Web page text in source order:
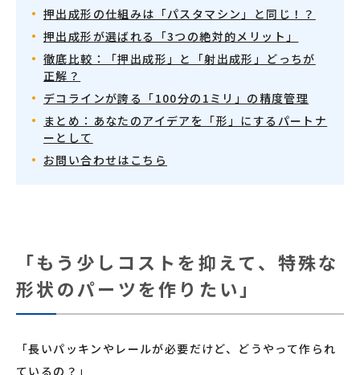
押出成形の仕組みは「パスタマシン」と同じ！？
押出成形が選ばれる「3つの絶対的メリット」
徹底比較：「押出成形」と「射出成形」どっちが
正解？
デコラインが誇る「100分の1ミリ」の精度管理
まとめ：あなたのアイデアを「形」にするパートナ
ーとして
お問い合わせはこちら
「もう少しコストを抑えて、特殊な
形状のパーツを作りたい」
「長いパッキンやレールが必要だけど、どうやって作られ
ているの？」